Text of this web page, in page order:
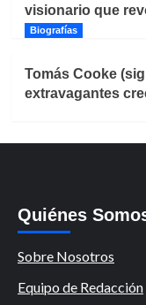
visionario que
Biografías
Tomás Cooke
extravagantes
Quiénes
Sobre Nosotros
Equipo de Redacción